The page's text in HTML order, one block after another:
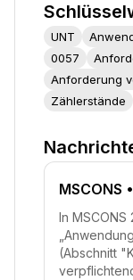
UNT
0057
Anforderung
Zählerstände
MSCONS
In
(Abschnitt